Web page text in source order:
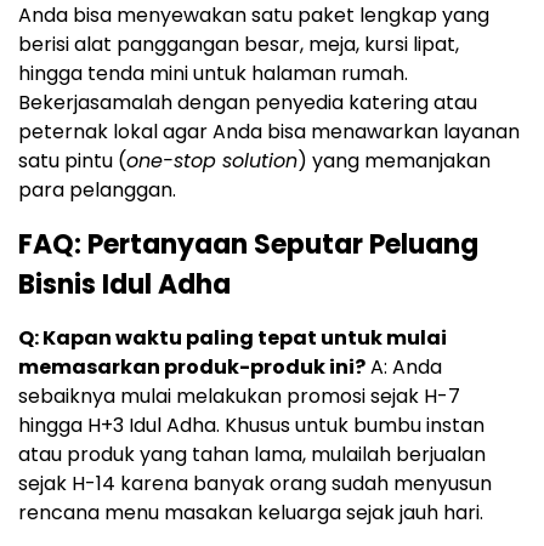
Anda bisa menyewakan satu paket lengkap yang
berisi alat panggangan besar, meja, kursi lipat,
hingga tenda mini untuk halaman rumah.
Bekerjasamalah dengan penyedia katering atau
peternak lokal agar Anda bisa menawarkan layanan
satu pintu (one-stop solution) yang memanjakan
para pelanggan.
FAQ: Pertanyaan Seputar Peluang
Bisnis Idul Adha
Q: Kapan waktu paling tepat untuk mulai
memasarkan produk-produk ini?A: Anda
sebaiknya mulai melakukan promosi sejak H-7
hingga H+3 Idul Adha. Khusus untuk bumbu instan
atau produk yang tahan lama, mulailah berjualan
sejak H-14 karena banyak orang sudah menyusun
rencana menu masakan keluarga sejak jauh hari.